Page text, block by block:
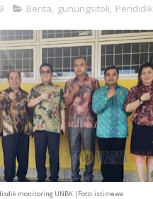
Berita gunungsitoli
monitoring UNBK |Foto: istimewa